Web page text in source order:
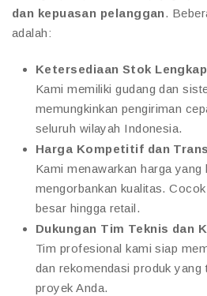
dan kepuasan pelanggan.
adalah:
Ketersediaan Stok
Kami memiliki gudang dan
memungkinkan pengiriman
seluruh wilayah Indonesia.
Harga Kompetitif dan
Kami menawarkan harga
mengorbankan kualitas.
besar hingga retail.
Dukungan Tim Teknis dan
Tim profesional kami siap
dan rekomendasi produk yang
proyek Anda.